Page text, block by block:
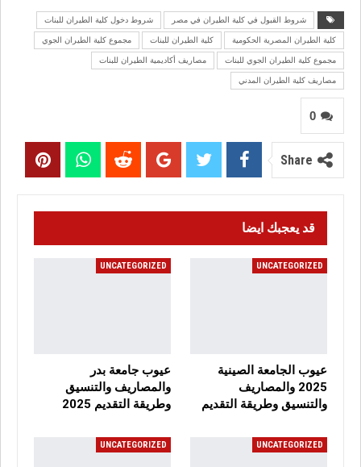
شروط القبول في كلية الطيران في مصر
شروط دخول كلية الطيران للبنات
كلية الطيران المصرية الحكومية
كلية الطيران للبنات
مجموع كلية الطيران الجوي
مجموع كلية الطيران الجوي للبنات
مصاريف أكاديمية الطيران للبنات
مصاريف كلية الطيران المدني
0
Share
قد يعجبك ايضا
UNCATEGORIZED
عيوب الجامعة الصينية
2025 والمصاريف
والتنسيق وطريقة التقديم
UNCATEGORIZED
عيوب جامعة بدر
والمصاريف والتنسيق
وطريقة التقديم 2025
UNCATEGORIZED
UNCATEGORIZED